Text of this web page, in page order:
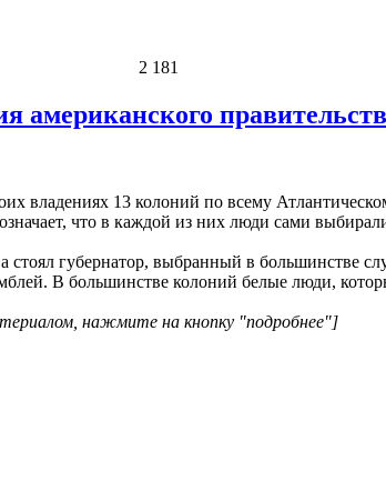
2 181
американского
владениях 13 колоний по всему
что в каждой из них люди сами
стоял губернатор, выбранный в большинстве
В большинстве колоний белые люди,
нажмите на кнопку "подробнее"]